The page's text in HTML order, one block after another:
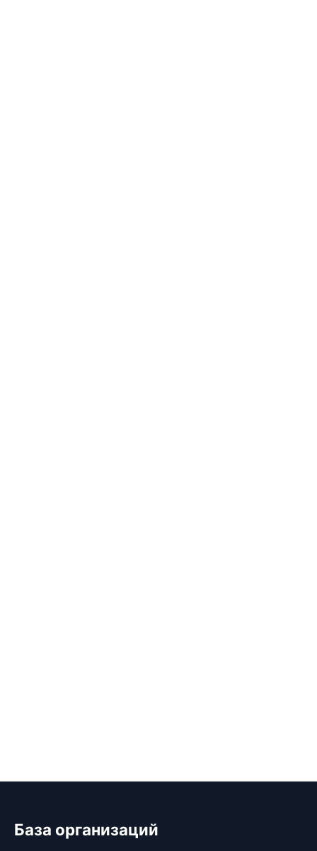
База организаций